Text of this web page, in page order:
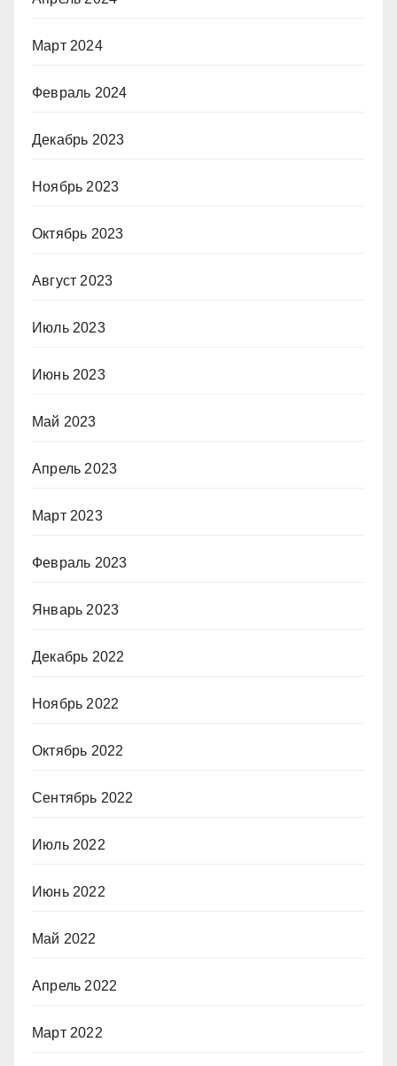
Март 2024
Февраль 2024
Декабрь 2023
Ноябрь 2023
Октябрь 2023
Август 2023
Июль 2023
Июнь 2023
Май 2023
Апрель 2023
Март 2023
Февраль 2023
Январь 2023
Декабрь 2022
Ноябрь 2022
Октябрь 2022
Сентябрь 2022
Июль 2022
Июнь 2022
Май 2022
Апрель 2022
Март 2022